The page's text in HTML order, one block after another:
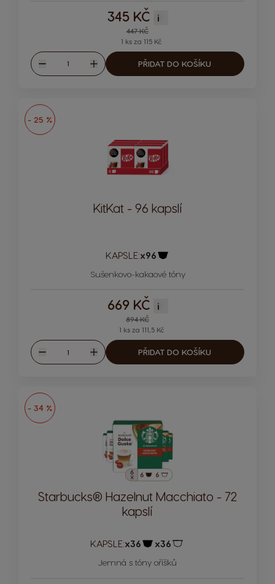
Regular Price
447 KČ
345 KČ i
1 ks za 115 Kč
Množství
Zvýšit
PŘIDAT DO KOŠÍKU
- 25 %
KitKat - 96 kapslí
KAPSLE:x96
Sušenkovo-kakaové tóny
Regular Price
894 KČ
669 KČ i
1 ks za 111,5 Kč
Množství
Zvýšit
PŘIDAT DO KOŠÍKU
- 34 %
Starbucks® Hazelnut Macchiato - 72
kapslí
KAPSLE:x36 x36
Jemná s tóny oříšků